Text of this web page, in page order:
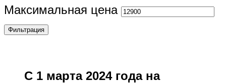
Максимальная цена
Фильтрация
С 1 марта 2024 года на